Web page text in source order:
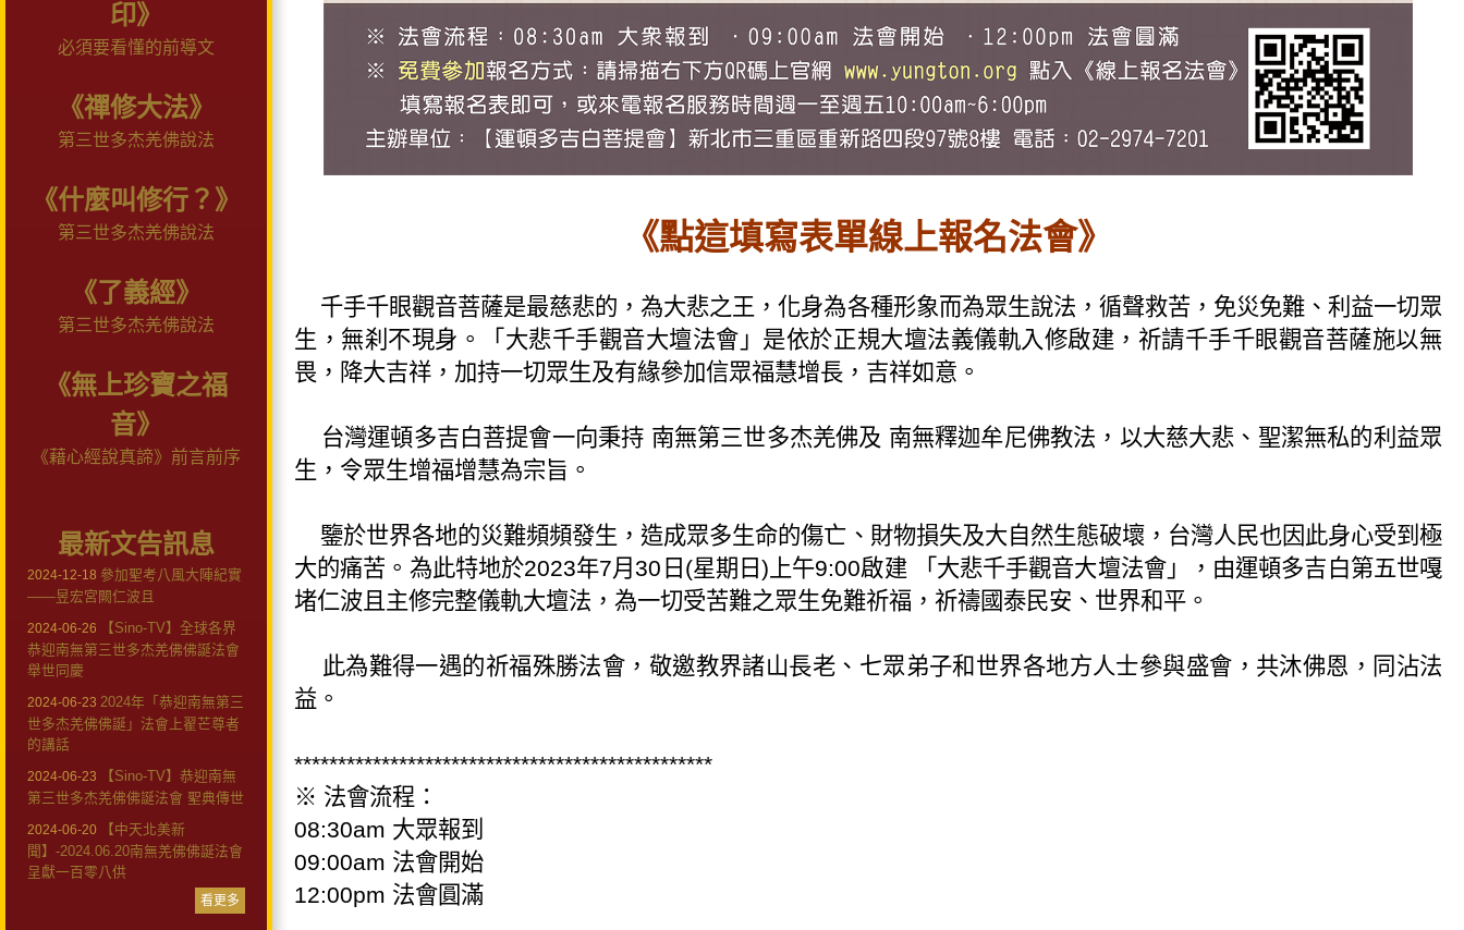
印》
必須要看懂的前導文
《禪修大法》
第三世多杰羌佛說法
《什麼叫修行？》
第三世多杰羌佛說法
《了義經》
第三世多杰羌佛說法
《無上珍寶之福
音》
《藉心經說真諦》前言前序
最新文告訊息
2024-12-18 參加聖考八風大陣紀實
——昱宏宮闕仁波且
2024-06-26
【Sino-TV】全球各界
恭迎南無第三世多杰羌佛佛誕法會
舉世同慶
2024-06-23 2024年「恭迎南無第三
世多杰羌佛佛誕」法會上翟芒尊者
的講話
2024-06-23
【Sino-TV】恭迎南無
第三世多杰羌佛佛誕法會 聖典傳世
2024-06-20
【中天北美新
聞】-2024.06.20南無羌佛佛誕法會
呈獻一百零八供
看更多
《點這填寫表單線上報名法會》
千手千眼觀音菩薩是最慈悲的，為大悲之王，化身為各種形象而為眾生說法，循聲救苦，免災免難、利益一切眾
生，無刹不現身。「大悲千手觀音大壇法會」是依於正規大壇法義儀軌入修啟建，祈請千手千眼觀音菩薩施以無
畏，降大吉祥，加持一切眾生及有緣參加信眾福慧增長，吉祥如意。
台灣運頓多吉白菩提會一向秉持 南無第三世多杰羌佛及 南無釋迦牟尼佛教法，以大慈大悲、聖潔無私的利益眾
生，令眾生增福增慧為宗旨。
鑒於世界各地的災難頻頻發生，造成眾多生命的傷亡、財物損失及大自然生態破壞，台灣人民也因此身心受到極
大的痛苦。為此特地於2023年7月30日(星期日)上午9:00啟建 「大悲千手觀音大壇法會」，由運頓多吉白第五世嘎
堵仁波且主修完整儀軌大壇法，為一切受苦難之眾生免難祈福，祈禱國泰民安、世界和平。
此為難得一遇的祈福殊勝法會，敬邀教界諸山長老、七眾弟子和世界各地方人士參與盛會，共沐佛恩，同沾法
益。
************************************************
※ 法會流程：
08:30am 大眾報到
09:00am 法會開始
12:00pm 法會圓滿